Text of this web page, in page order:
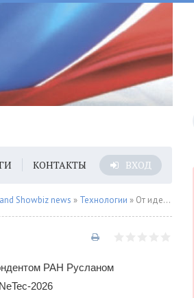
КОНТАКТЫ ВХОД
Showbiz news » Технологии » От идеи к докладу: как устроен научный отбор на конференциях
РАН Русланом
2026